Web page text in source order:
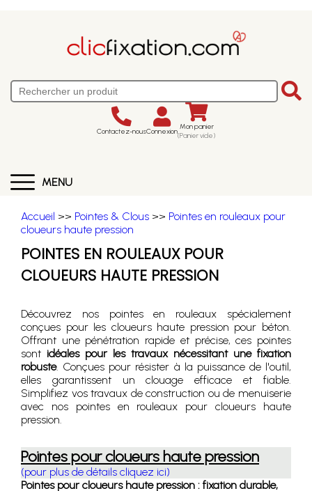
Contactez-nousConnexion Mon panier
(Panier vide)
MENU
Accueil >> Pointes & Clous >> Pointes en rouleaux pour
cloueurs haute pression
POINTES EN ROULEAUX POUR
CLOUEURS HAUTE PRESSION
Découvrez nos pointes en rouleaux spécialement
conçues pour les cloueurs haute pression pour béton.
Offrant une pénétration rapide et précise, ces pointes
sont idéales pour les travaux nécessitant une fixation
robuste. Conçues pour résister à la puissance de l'outil,
elles garantissent un clouage efficace et fiable.
Simplifiez vos travaux de construction ou de menuiserie
avec nos pointes en rouleaux pour cloueurs haute
pression.
Pointes pour cloueurs haute pression
(pour plus de détails cliquez ici)
Pointes pour cloueurs haute pression : fixation durable,